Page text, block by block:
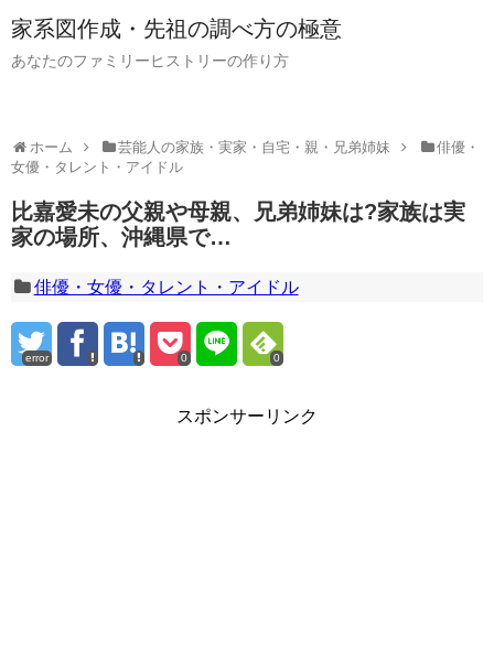
家系図作成・先祖の調べ方の極意
あなたのファミリーヒストリーの作り方
ホーム 芸能人の家族・実家・自宅・親・兄弟姉妹
俳優・
女優・タレント・アイドル
比嘉愛未の父親や母親、兄弟姉妹は?家族は実
家の場所、沖縄県で…
俳優・女優・タレント・アイドル
error 0 0
スポンサーリンク